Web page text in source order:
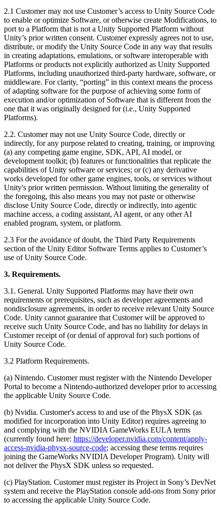
2.1 Customer may not use Customer’s access to Unity Source Code
to enable or optimize Software, or otherwise create Modifications, to
port to a Platform that is not a Unity Supported Platform without
Unity’s prior written consent. Customer expressly agrees not to use,
distribute, or modify the Unity Source Code in any way that results
in creating adaptations, emulations, or software interoperable with
Platforms or products not explicitly authorized as Unity Supported
Platforms, including unauthorized third-party hardware, software, or
middleware. For clarity, “porting” in this context means the process
of adapting software for the purpose of achieving some form of
execution and/or optimization of Software that is different from the
one that it was originally designed for (i.e., Unity Supported
Platforms).
2.2. Customer may not use Unity Source Code, directly or
indirectly, for any purpose related to creating, training, or improving
(a) any competing game engine, SDK, API, AI model, or
development toolkit; (b) features or functionalities that replicate the
capabilities of Unity software or services; or (c) any derivative
works developed for other game engines, tools, or services without
Unity's prior written permission. Without limiting the generality of
the foregoing, this also means you may not paste or otherwise
disclose Unity Source Code, directly or indirectly, into agentic
machine access, a coding assistant, AI agent, or any other AI
enabled program, system, or platform.
2.3 For the avoidance of doubt, the Third Party Requirements
section of the Unity Editor Software Terms applies to Customer’s
use of Unity Source Code.
3. Requirements.
3.1. General. Unity Supported Platforms may have their own
requirements or prerequisites, such as developer agreements and
nondisclosure agreements, in order to receive relevant Unity Source
Code. Unity cannot guarantee that Customer will be approved to
receive such Unity Source Code, and has no liability for delays in
Customer receipt of (or denial of approval for) such portions of
Unity Source Code.
3.2 Platform Requirements.
(a) Nintendo. Customer must register with the Nintendo Developer
Portal to become a Nintendo-authorized developer prior to accessing
the applicable Unity Source Code.
(b) Nvidia. Customer's access to and use of the PhysX SDK (as
modified for incorporation into Unity Editor) requires agreeing to
and complying with the NVIDIA GameWorks EULA terms
(currently found here: https://developer.nvidia.com/content/apply-
access-nvidia-physx-source-code; accessing these terms requires
joining the GameWorks NVIDIA Developer Program). Unity will
not deliver the PhysX SDK unless so requested.
(c) PlayStation. Customer must register its Project in Sony’s DevNet
system and receive the PlayStation console add-ons from Sony prior
to accessing the applicable Unity Source Code.